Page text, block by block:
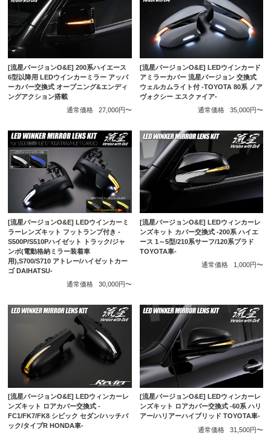
[流星バージョンO&E] 200系ハイエース
6型以降用 LEDウインカーミラー アッパ
ーカバー交換式 オープニング&エンディ
ングアクション搭載
通常価格
27,000円〜
[流星バージョンO&E] LEDウインカード
アミラーカバー 流星バージョン 交換式
ウェルカムライト付 -TOYOTA 80系 ノア
ヴォクシー エスクァイア-
通常価格
35,000円〜
[流星バージョンO&E] LEDウインカーミ
ラーレンズキット フットランプ付き -
S500P/S510Pハイゼット トラック/ジャ
ンボ(電動格納ミラー装着車
用),S700/S710 アトレー/ハイゼットカー
ゴ DAIHATSU-
通常価格
30,000円〜
[流星バージョンO&E] LEDウィンカーレ
ンズキット カバー交換式 -200系 ハイエ
ース 1～5型/210系サーフ/120系プラド
TOYOTA車-
通常価格
1,000円〜
[流星バージョンO&E] LEDウィンカーレ
ンズキット ロアカバー交換式 -
FC1/FK7/FK8 シビック セダン/ハッチバ
ック/タイプR HONDA車-
[流星バージョンO&E] LEDウィンカーレ
ンズキット ロアカバー交換式 -60系 ハリ
アー/ハリアーハイブリッド TOYOTA車-
通常価格
31,500円〜